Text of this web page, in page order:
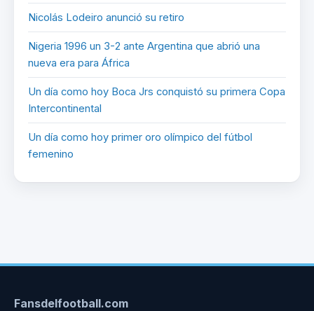
Nicolás Lodeiro anunció su retiro
Nigeria 1996 un 3-2 ante Argentina que abrió una
nueva era para África
Un día como hoy Boca Jrs conquistó su primera Copa
Intercontinental
Un día como hoy primer oro olímpico del fútbol
femenino
Fansdelfootball.com